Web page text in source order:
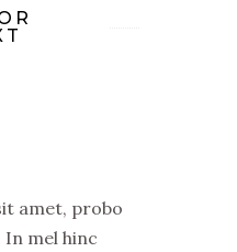
amet, probo
mel hinc